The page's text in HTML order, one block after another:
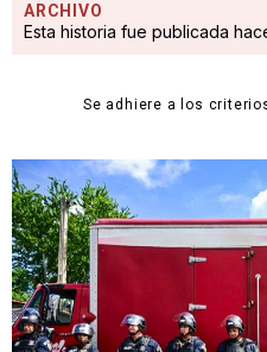
ARCHIVO
Esta historia fue publicada
Se adhiere a los